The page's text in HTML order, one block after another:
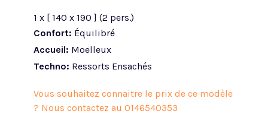
1 x [ 140 x 190 ] (2 pers.)
Confort: Équilibré
Accueil: Moelleux
Techno: Ressorts Ensachés
Vous souhaitez connaitre le prix de ce modèle
? Nous contactez au 0146540353